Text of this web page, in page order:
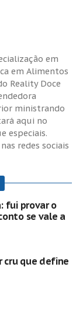
em
em Alimentos
Reality Doce
ministrando
aqui no
especiais.
redes sociais
fui provar o
se vale a
cru que define